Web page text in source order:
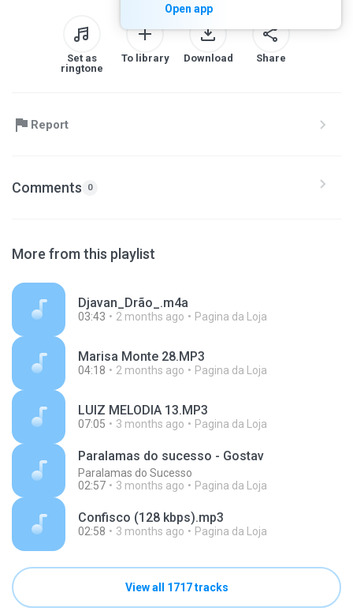
Open app
Set as
ringtone
To library Download Share
Report
Comments 0
More from this playlist
Djavan_Drão_.m4a
03:43 2 months ago Pagina da Loja
Marisa Monte 28.MP3
04:18 2 months ago Pagina da Loja
LUIZ MELODIA 13.MP3
07:05 3 months ago Pagina da Loja
Paralamas do sucesso - Gostav
Paralamas do Sucesso
02:57
3 months ago Pagina da Loja
Confisco (128 kbps).mp3
02:58 3 months ago Pagina da Loja
View all 1717 tracks